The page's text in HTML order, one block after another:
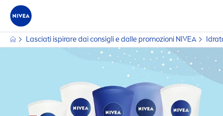
Lasciati ispirare dai consigli e dalle promozioni NIVEA